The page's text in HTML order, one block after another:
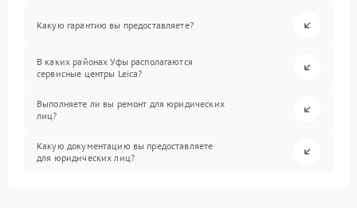
Какую гарантию вы предоставляете?
В каких районах Уфы располагаются
сервисные центры Leica?
Выполняете ли вы ремонт для юридических
лиц?
Какую документацию вы предоставляете
для юридических лиц?